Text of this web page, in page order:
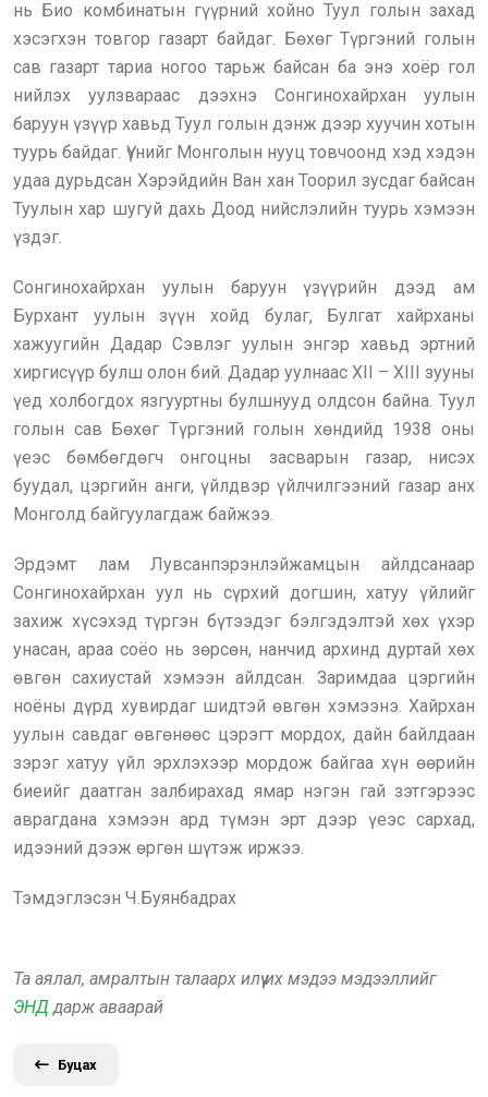
нь Био комбинатын гүүрний хойно Туул голын захад
хэсэгхэн товгор газарт байдаг. Бөхөг Түргэний голын
сав газарт тариа ногоо тарьж байсан ба энэ хоёр гол
нийлэх уулзвараас дээхнэ Сонгинохайрхан уулын
баруун үзүүр хавьд Туул голын дэнж дээр хуучин хотын
туурь байдаг. Үүнийг Монголын нууц товчоонд хэд хэдэн
удаа дурьдсан Хэрэйдийн Ван хан Тоорил зусдаг байсан
Туулын хар шугуй дахь Доод нийслэлийн туурь хэмээн
үздэг.
Сонгинохайрхан уулын баруун үзүүрийн дээд ам
Бурхант уулын зүүн хойд булаг, Булгат хайрханы
хажуугийн Дадар Сэвлэг уулын энгэр хавьд эртний
хиргисүүр булш олон бий. Дадар уулнаас XII – XIII зууны
үед холбогдох язгууртны булшнууд олдсон байна. Туул
голын сав Бөхөг Түргэний голын хөндийд 1938 оны
үеэс бөмбөгдөгч онгоцны засварын газар, нисэх
буудал, цэргийн анги, үйлдвэр үйлчилгээний газар анх
Монголд байгуулагдаж байжээ.
Эрдэмт лам Лувсанпэрэнлэйжамцын айлдсанаар
Сонгинохайрхан уул нь сүрхий догшин, хатуу үйлийг
захиж хүсэхэд түргэн бүтээдэг бэлгэдэлтэй хөх үхэр
унасан, араа соёо нь зөрсөн, нанчид архинд дуртай хөх
өвгөн сахиустай хэмээн айлдсан. Заримдаа цэргийн
ноёны дүрд хувирдаг шидтэй өвгөн хэмээнэ. Хайрхан
уулын савдаг өвгөнөөс цэрэгт мордох, дайн байлдаан
зэрэг хатуу үйл эрхлэхээр мордож байгаа хүн өөрийн
биеийг даатган залбирахад ямар нэгэн гай зэтгэрээс
аврагдана хэмээн ард түмэн эрт дээр үеэс сархад,
идээний дээж өргөн шүтэж иржээ.
Тэмдэглэсэн Ч.Буянбадрах
Та аялал, амралтын талаарх илүү их мэдээ мэдээллийг
ЭНД дарж аваарай
Буцах